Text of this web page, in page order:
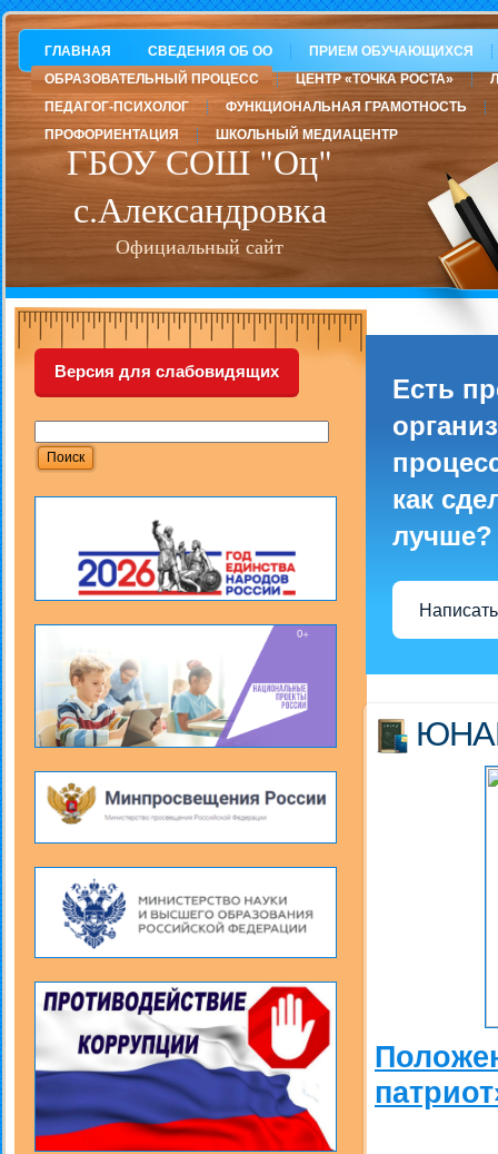
ГБОУ СОШ "Оц"
с.Александровка
Официальный сайт
ГЛАВНАЯ СВЕДЕНИЯ ОБ ОО
ПРИЕМ ОБУЧАЮЩИХСЯ
ОБРАЗОВАТЕЛЬНЫЙ ПРОЦЕСС
ЦЕНТР «ТОЧКА РОСТА»
ПЕДАГОГ-ПСИХОЛОГ
ФУНКЦИОНАЛЬНАЯ ГРАМОТНОСТЬ
ПРОФОРИЕНТАЦИЯ
ШКОЛЬНЫЙ МЕДИАЦЕНТР
Версия для слабовидящих
Есть
как
лучше?
П